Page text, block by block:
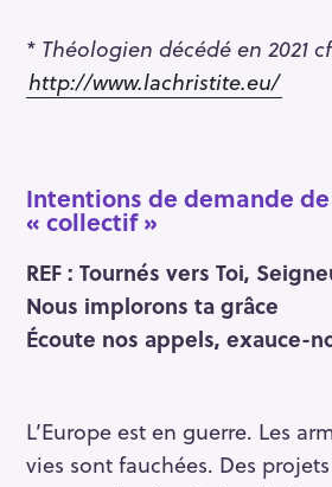
* Théologien décédé en 2021
http://www.lachristite.eu/
Intentions de demande
« collectif »
REF : Tournés vers Toi,
Nous implorons ta grâce
Écoute nos appels, exauce-
L’Europe est en guerre. Les
vies sont fauchées. Des